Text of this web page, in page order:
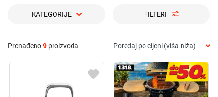
KATEGORIJE FILTERI
Pronađeno9 proizvoda Poredaj po cijeni (viša-niža)